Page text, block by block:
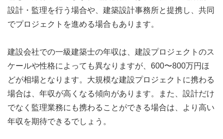
設計・監理を行う場合や、建築設計事務所と提携し、共同
でプロジェクトを進める場合もあります。
建設会社での一級建築士の年収は、建設プロジェクトのス
ケールや性格によっても異なりますが、600〜800万円ほ
どが相場となります。大規模な建設プロジェクトに携わる
場合は、年収が高くなる傾向があります。また、設計だけ
でなく監理業務にも携わることができる場合は、より高い
年収を期待できるでしょう。